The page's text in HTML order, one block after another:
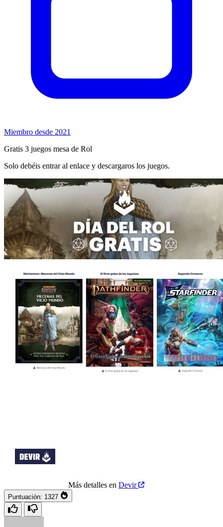
Miembro desde 2021
Gratis 3 juegos mesa de Rol
Solo debéis entrar al enlace y descargaros los juegos.
Más detalles en Devir
Puntuación: 1327